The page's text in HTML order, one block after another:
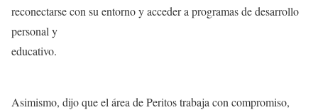
reconectarse con su entorno y acceder a programas de desarrollo
personal y
educativo.
Asimismo, dijo que el área de Peritos trabaja con compromiso,